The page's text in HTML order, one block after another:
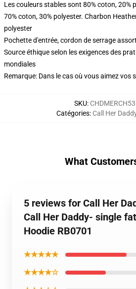
Les couleurs stables sont 80% coton, 20%
70% coton, 30% polyester. Charbon
polyester
Pochette d'entrée, cordon de serrage
Source éthique selon les exigences des
mondiales
Remarque: Dans le cas où vous aimez vos
SKU:
Catégories: Call Her
What
5 reviews for Call Her
Call Her Daddy- single
Hoodie RB0701
★★★★★
★★★★☆